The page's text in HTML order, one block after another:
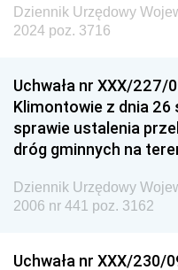
Dziennik Urzędowy
2024 poz. 3716
Uchwała nr XXX/227/
Klimontowie z dnia 26
sprawie ustalenia
dróg gminnych na
Dziennik Urzędowy
2006 nr 441 poz. 3162
Uchwała nr XXX/230/